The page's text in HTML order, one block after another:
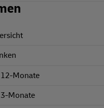
Monate
Monate